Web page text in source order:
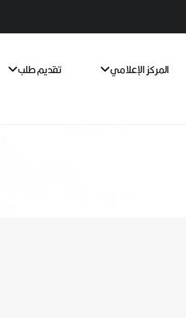
المركز الإعلامي تقديم طلب